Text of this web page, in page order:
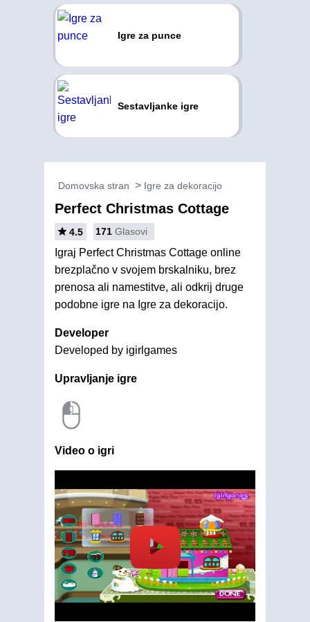
Igre za punce
Sestavljanke igre
Domovska stran Igre za dekoracijo
Perfect Christmas Cottage
4.5 171 Glasovi
Igraj Perfect Christmas Cottage online
brezplačno v svojem brskalniku, brez
prenosa ali namestitve, ali odkrij druge
podobne igre na Igre za dekoracijo.
Developer
Developed by igirlgames
Upravljanje igre
Video o igri